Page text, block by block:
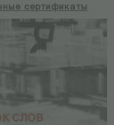
сертификаты